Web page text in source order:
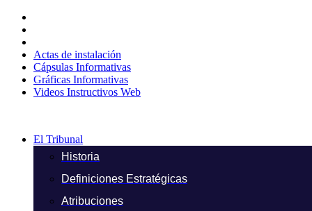
contenido
Actas de instalación
Cápsulas Informativas
Gráficas Informativas
Videos Instructivos Web
El Tribunal
Historia
Definiciones Estratégicas
Atribuciones